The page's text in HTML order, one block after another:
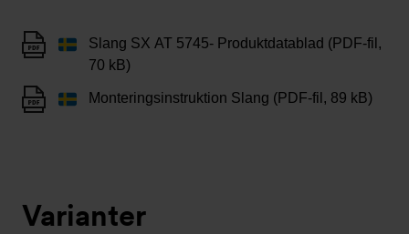
Slang SX AT 5745- Produktdatablad (PDF-fil,
70 kB)
Monteringsinstruktion Slang (PDF-fil, 89 kB)
Varianter